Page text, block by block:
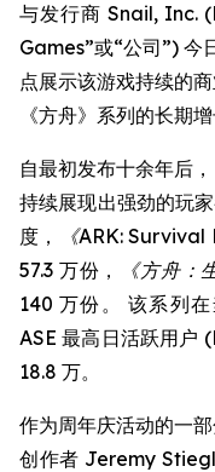
与发行商 Snail, Inc.
Games”或“公司”) 今
点展示该游戏持续的
《方舟》系列的长期增
自最初发布十余年后
持续展现出强劲的玩
度，
《ARK: Survival
57.3 万份，
《方舟：
140 万份。 该系列
ASE 最高日活跃用户
18.8 万。
作为周年庆活动的一
创作者 Jeremy